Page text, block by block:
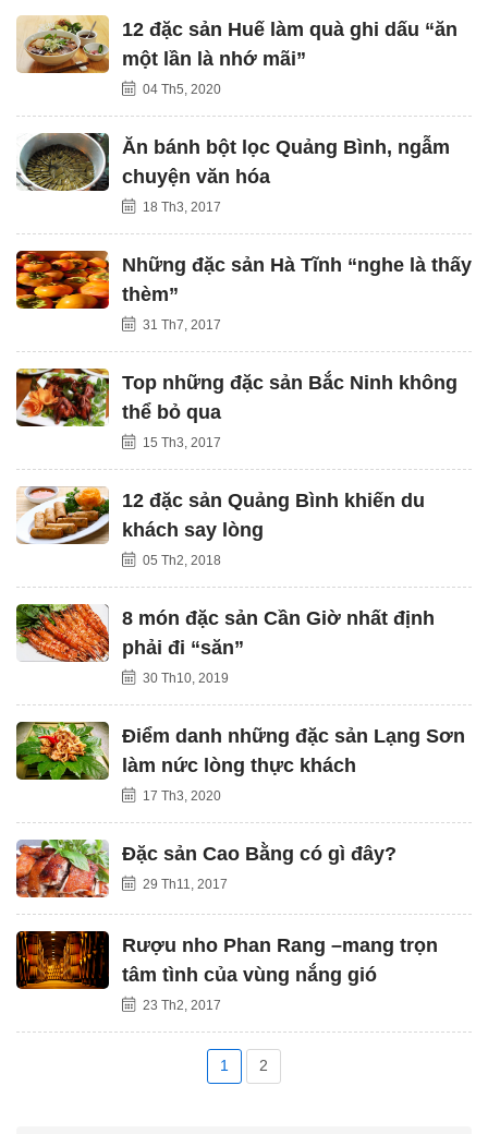
12 đặc sản Huế làm quà ghi dấu “ăn
một lần là nhớ mãi”
04 Th5, 2020
Ăn bánh bột lọc Quảng Bình, ngẫm
chuyện văn hóa
18 Th3, 2017
Những đặc sản Hà Tĩnh “nghe là thấy
thèm”
31 Th7, 2017
Top những đặc sản Bắc Ninh không
thể bỏ qua
15 Th3, 2017
12 đặc sản Quảng Bình khiến du
khách say lòng
05 Th2, 2018
8 món đặc sản Cần Giờ nhất định
phải đi “săn”
30 Th10, 2019
Điểm danh những đặc sản Lạng Sơn
làm nức lòng thực khách
17 Th3, 2020
Đặc sản Cao Bằng có gì đây?
29 Th11, 2017
Rượu nho Phan Rang –mang trọn
tâm tình của vùng nắng gió
23 Th2, 2017
1 2